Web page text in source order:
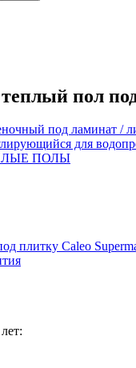
пол
под ламинат /
для
ПОЛЫ